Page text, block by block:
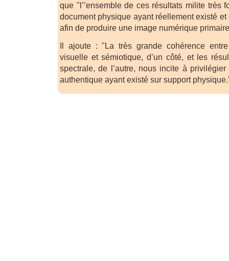
que "l’’ensemble de ces résultats milite très
document physique ayant réellement existé
afin de produire une image numérique
Il ajoute : "La très grande cohérence entre
visuelle et sémiotique, d’un côté, et les
spectrale, de l’autre, nous incite à privilégier
authentique ayant existé sur support